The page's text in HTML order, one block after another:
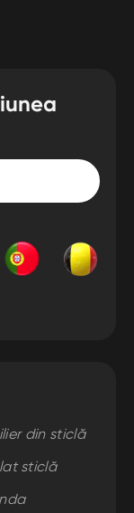
sticlă
din sticlă